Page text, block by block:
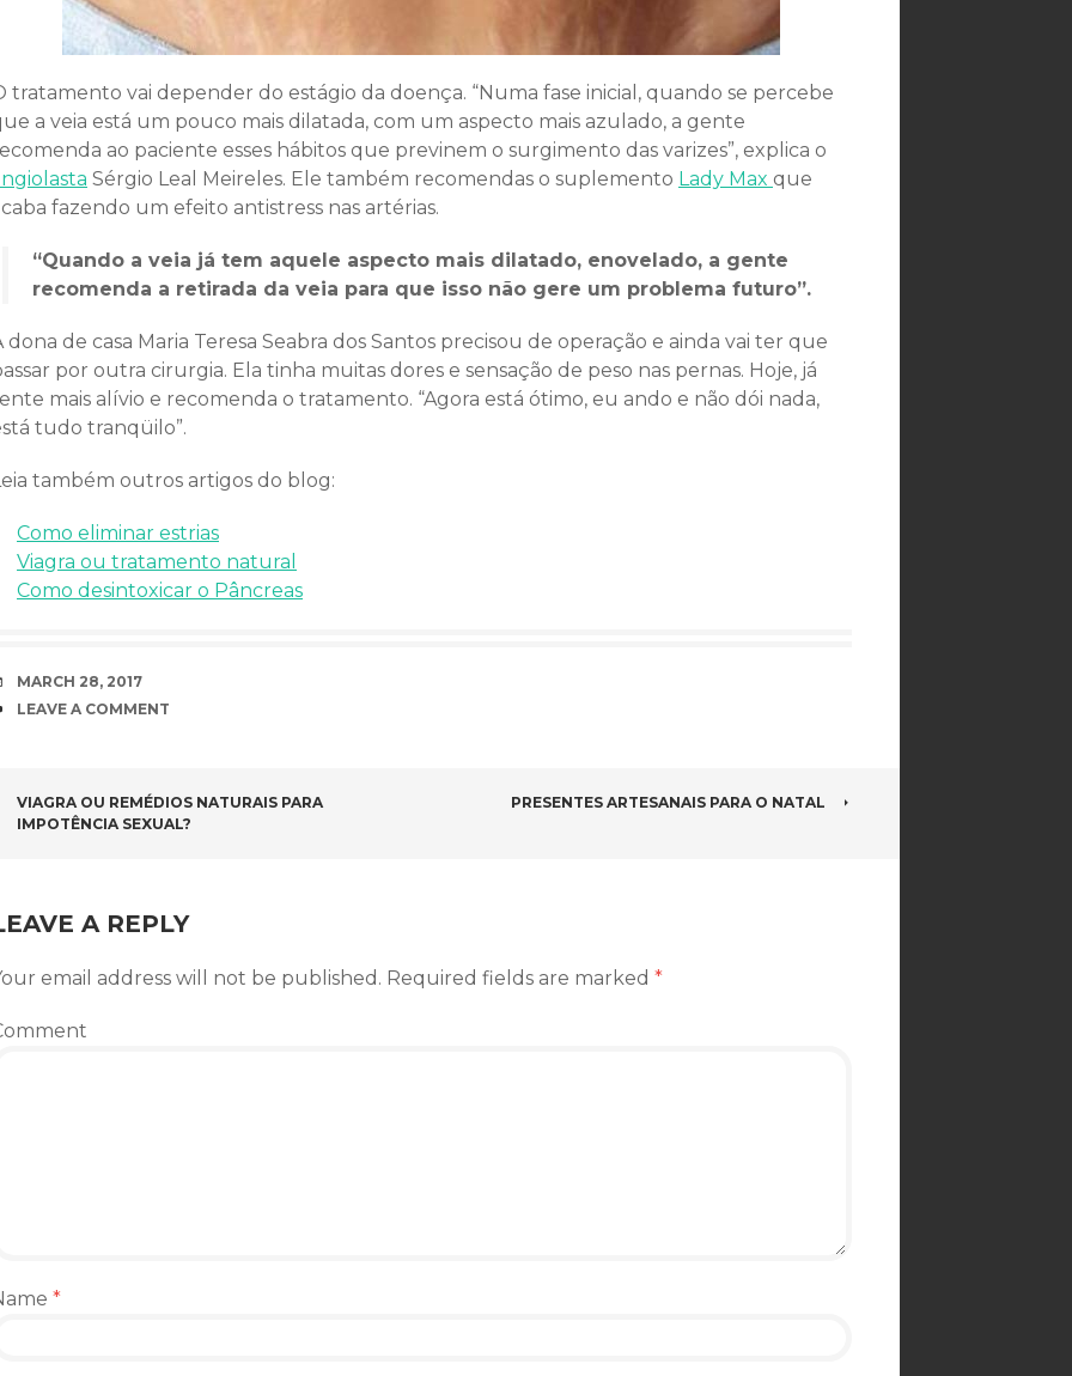
tratamento vai depender do estágio da doença. “Numa fase inicial, quando se percebe
a veia está um pouco mais dilatada, com um aspecto mais azulado, a gente
ao paciente esses hábitos que previnem o surgimento das varizes”, explica o
Sérgio Leal Meireles. Ele também recomendas o suplemento Lady Max que
fazendo um efeito antistress nas artérias.
“Quando a veia já tem aquele aspecto mais dilatado, enovelado, a gente
recomenda a retirada da veia para que isso não gere um problema futuro”.
dona de casa Maria Teresa Seabra dos Santos precisou de operação e ainda vai ter que
por outra cirurgia. Ela tinha muitas dores e sensação de peso nas pernas. Hoje, já
mais alívio e recomenda o tratamento. “Agora está ótimo, eu ando e não dói nada,
tudo tranqüilo”.
também outros artigos do blog:
Como eliminar estrias
Viagra ou tratamento natural
Como desintoxicar o Pâncreas
DATE
MARCH 28, 2017
COMMENTS
LEAVE A COMMENT
NAVIGATION
VIAGRA OU REMÉDIOS NATURAIS PARA
IMPOTÊNCIA SEXUAL?
PRESENTES ARTESANAIS PARA O NATAL
A REPLY
email address will not be published. Required fields are marked *
*